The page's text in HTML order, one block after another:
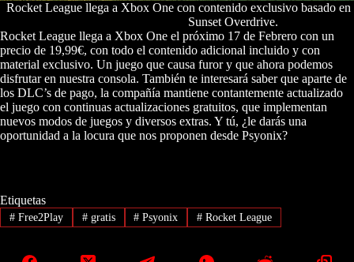
Rocket League llega a Xbox One con contenido exclusivo basado
Sunset Overdrive.
Rocket League llega a Xbox One el próximo 17 de Febrero con un
precio de 19,99€, con todo el contenido adicional incluido y con
material exclusivo. Un juego que causa furor y que ahora podemos
disfrutar en nuestra consola. También te interesará saber que aparte de
los DLC’s de pago, la compañía mantiene contantemente actualizado
el juego con continuas actualizaciones gratuitos, que implementan
nuevos modos de juegos y diversos extras. Y tú, ¿le darás una
oportunidad a la locura que nos proponen desde Psyonix?
Etiquetas
#Free2Play #gratis # Psyonix # Rocket League